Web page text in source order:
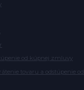
od kúpnej zmluvy
tovaru a odstúpenie